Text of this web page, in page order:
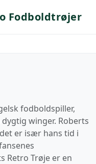
Fodboldtrøjer
fodboldspiller,
winger. Roberts
er især hans tid i
Retro Trøje er en